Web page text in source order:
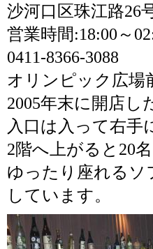
沙河口区珠江路26
営業時間:18:00～
0411-8366-3088
オリンピック広場
2005年末に開店し
入口は入って右手
2階へ上がると20
ゆったり座れるソ
しています。